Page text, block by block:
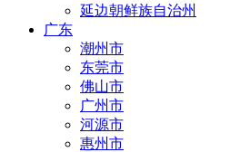
延边朝鲜族自治州
广东
潮州市
东莞市
佛山市
广州市
河源市
惠州市